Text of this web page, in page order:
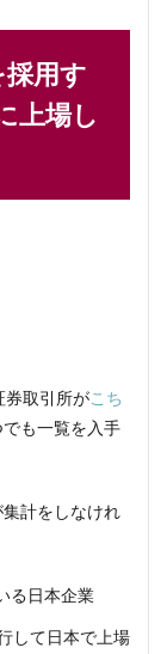
採用す
上場し
券取引所がこち
も一覧を入手
計をしなけれ
る日本企業
して日本で上場